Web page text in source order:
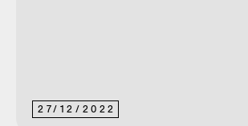
27/ 12/ 2022